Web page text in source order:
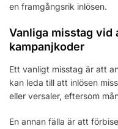
en framgångsrik inlösen.
Vanliga misstag vid
kampanjkoder
Ett vanligt misstag är att
kan leda till att inlösen
eller versaler, eftersom
En annan fälla är att